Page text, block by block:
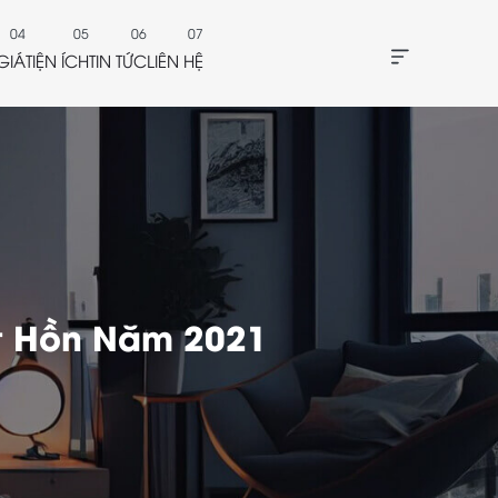
TIỆN ÍCHTIN TỨCLIÊN HỆ
Năm 2021